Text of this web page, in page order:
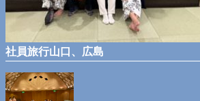
社員旅行山口、広島